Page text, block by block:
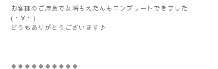
お客様のご厚意で女将もえたんもコンプリートできました
(⁠・⁠∀⁠・⁠)
どうもありがとうございます♪
🍀🍀🍀🍀🍀🍀🍀🍀🍀🍀